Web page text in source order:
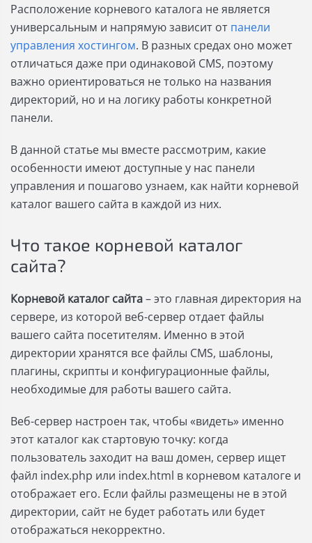
Расположение корневого каталога не является
универсальным и напрямую зависит от панели
управления хостингом. В разных средах оно может
отличаться даже при одинаковой CMS, поэтому
важно ориентироваться не только на названия
директорий, но и на логику работы конкретной
панели.
В данной статье мы вместе рассмотрим, какие
особенности имеют доступные у нас панели
управления и пошагово узнаем, как найти корневой
каталог вашего сайта в каждой из них.
Что такое корневой каталог
сайта?
Корневой каталог сайта– это главная директория на
сервере, из которой веб-сервер отдает файлы
вашего сайта посетителям. Именно в этой
директории хранятся все файлы CMS, шаблоны,
плагины, скрипты и конфигурационные файлы,
необходимые для работы вашего сайта.
Веб-сервер настроен так, чтобы «видеть» именно
этот каталог как стартовую точку: когда
пользователь заходит на ваш домен, сервер ищет
файл index.php или index.html в корневом каталоге и
отображает его. Если файлы размещены не в этой
директории, сайт не будет работать или будет
отображаться некорректно.